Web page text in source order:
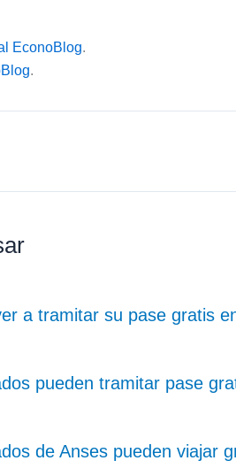
EconoBlog.
.
a tramitar su pase gratis
pueden tramitar pase
de Anses pueden viajar